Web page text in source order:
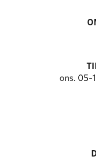
ons. 05-